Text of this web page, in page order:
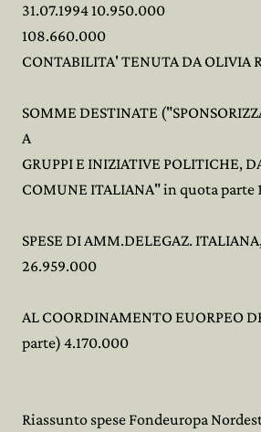
31.07.1994 10.950.000
108.660.000
CONTABILITA' TENUTA DA OLIVIA
SOMME DESTINATE
A
GRUPPI E INIZIATIVE POLITICHE,
COMUNE ITALIANA" in quota parte
SPESE DI AMM.DELEGAZ.
26.959.000
AL COORDINAMENTO EUORPEO
parte) 4.170.000
Riassunto spese Fondeuropa